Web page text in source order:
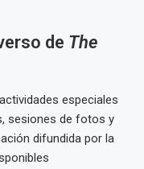
de The
especiales
sesiones de fotos y
difundida por la